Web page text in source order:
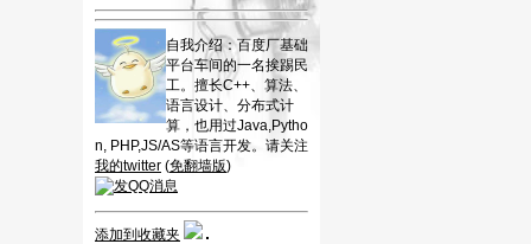
自我介绍：百度厂基础
平台车间的一名挨踢民
工。擅长C++、算法、
语言设计、分布式计
算，也用过Java,Pytho
n, PHP,JS/AS等语言开发。请关注
我的twitter (免翻墙版)
添加到收藏夹